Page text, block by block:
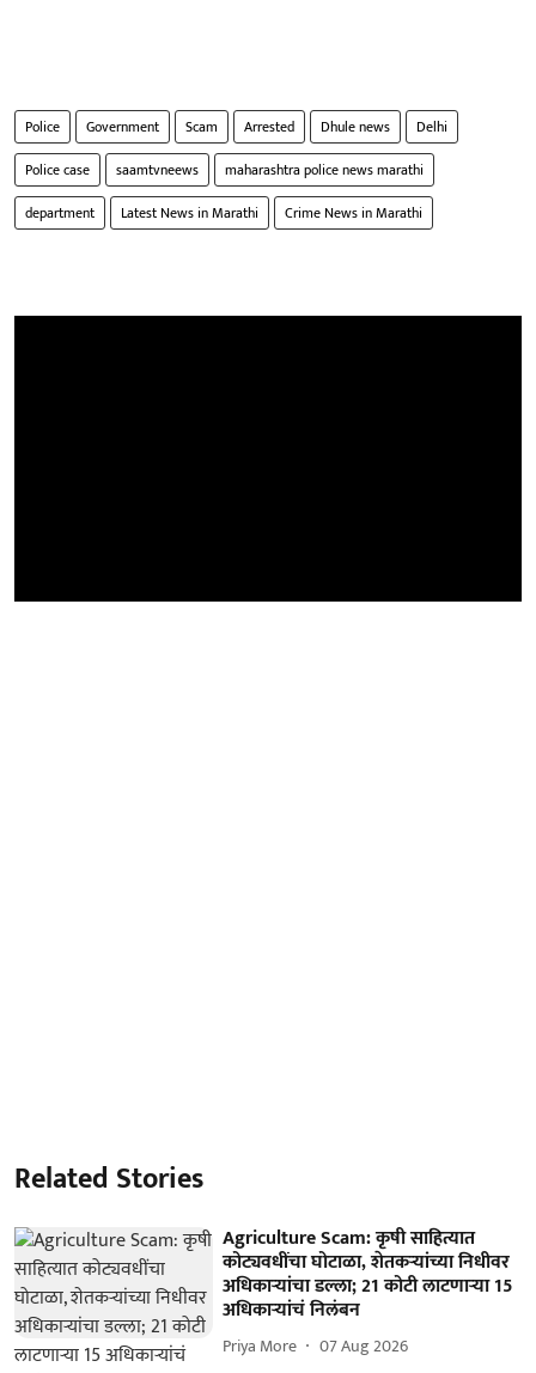
Police Government Scam Arrested Dhule news
Delhi
Police case
saamtvneews
maharashtra police news marathi
department
Latest News in Marathi Crime News in Marathi
Related Stories
Agriculture Scam: कृषी साहित्यात
कोट्यवधींचा घोटाळा, शेतकऱ्यांच्या निधीवर
अधिकाऱ्यांचा डल्ला; 21 कोटी लाटणाऱ्या 15
अधिकाऱ्यांचं निलंबन
Priya More 07 Aug 2026